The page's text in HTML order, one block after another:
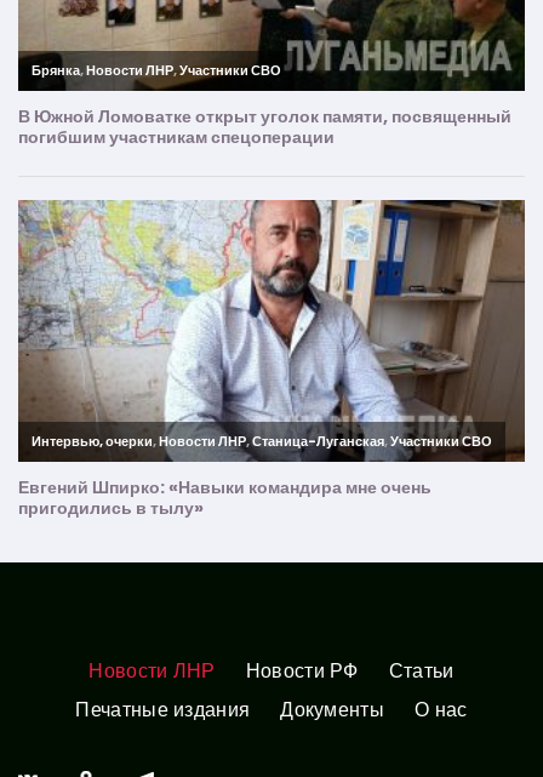
Новости ЛНР Новости РФ
Статьи
Печатные издания
Документы О нас